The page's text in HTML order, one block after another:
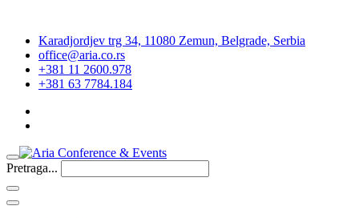
Karadjordjev trg 34, 11080 Zemun, Belgrade, Serbia
office@aria.co.rs
+381 11 2600.978
+381 63 7784.184
Pretraga...